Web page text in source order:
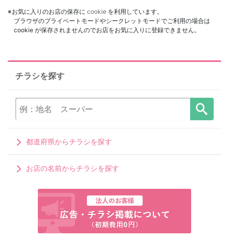
※お気に入りのお店の保存に cookie を利用しています。
ブラウザのプライベートモードやシークレットモードでご利用の場合は
cookie が保存されませんのでお店をお気に入りに登録できません。
チラシを探す
都道府県からチラシを探す
お店の名前からチラシを探す